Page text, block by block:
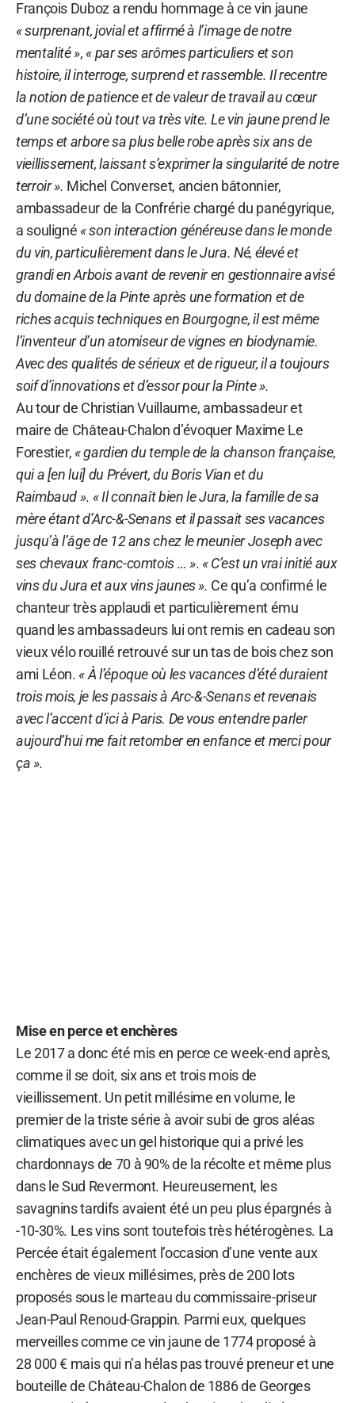
François Duboz a rendu hommage à ce vin jaune
« surprenant, jovial et affirmé à l’image de notre
mentalité »,« par ses arômes particuliers et son
histoire, il interroge, surprend et rassemble. Il recentre
la notion de patience et de valeur de travail au cœur
d’une société où tout va très vite. Le vin jaune prend le
temps et arbore sa plus belle robe après six ans de
vieillissement, laissant s’exprimer la singularité de notre
terroir ». Michel Converset, ancien bâtonnier,
ambassadeur de la Confrérie chargé du panégyrique,
a souligné« son interaction généreuse dans le monde
du vin, particulièrement dans le Jura. Né, élevé et
grandi en Arbois avant de revenir en gestionnaire avisé
du domaine de la Pinte après une formation et de
riches acquis techniques en Bourgogne, il est même
l’inventeur d’un atomiseur de vignes en biodynamie.
Avec des qualités de sérieux et de rigueur, il a toujours
soif d’innovations et d’essor pour la Pinte ».
Au tour de Christian Vuillaume, ambassadeur et
maire de Château-Chalon d’évoquer Maxime Le
Forestier,« gardien du temple de la chanson française,
qui a [en lui] du Prévert, du Boris Vian et du
Raimbaud ». « Il connaît bien le Jura, la famille de sa
mère étant d’Arc-&-Senans et il passait ses vacances
jusqu’à l’âge de 12 ans chez le meunier Joseph avec
ses chevaux franc-comtois … ».« C’est un vrai initié aux
vins du Jura et aux vins jaunes ». Ce qu’a confirmé le
chanteur très applaudi et particulièrement ému
quand les ambassadeurs lui ont remis en cadeau son
vieux vélo rouillé retrouvé sur un tas de bois chez son
ami Léon.« À l’époque où les vacances d’été duraient
trois mois, je les passais à Arc-&-Senans et revenais
avec l’accent d’ici à Paris. De vous entendre parler
aujourd’hui me fait retomber en enfance et merci pour
ça ».
Mise en perce et enchères
Le 2017 a donc été mis en perce ce week-end après,
comme il se doit, six ans et trois mois de
vieillissement. Un petit millésime en volume, le
premier de la triste série à avoir subi de gros aléas
climatiques avec un gel historique qui a privé les
chardonnays de 70 à 90% de la récolte et même plus
dans le Sud Revermont. Heureusement, les
savagnins tardifs avaient été un peu plus épargnés à
-10-30%. Les vins sont toutefois très hétérogènes. La
Percée était également l’occasion d’une vente aux
enchères de vieux millésimes, près de 200 lots
proposés sous le marteau du commissaire-priseur
Jean-Paul Renoud-Grappin. Parmi eux, quelques
merveilles comme ce vin jaune de 1774 proposé à
28 000 € mais qui n’a hélas pas trouvé preneur et une
bouteille de Château-Chalon de 1886 de Georges